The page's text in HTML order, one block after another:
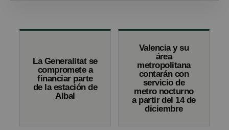
La Generalitat se
compromete a
financiar parte
de la estación de
Albal
Valencia y su
área
metropolitana
contarán con
servicio de
metro nocturno
a partir del 14 de
diciembre